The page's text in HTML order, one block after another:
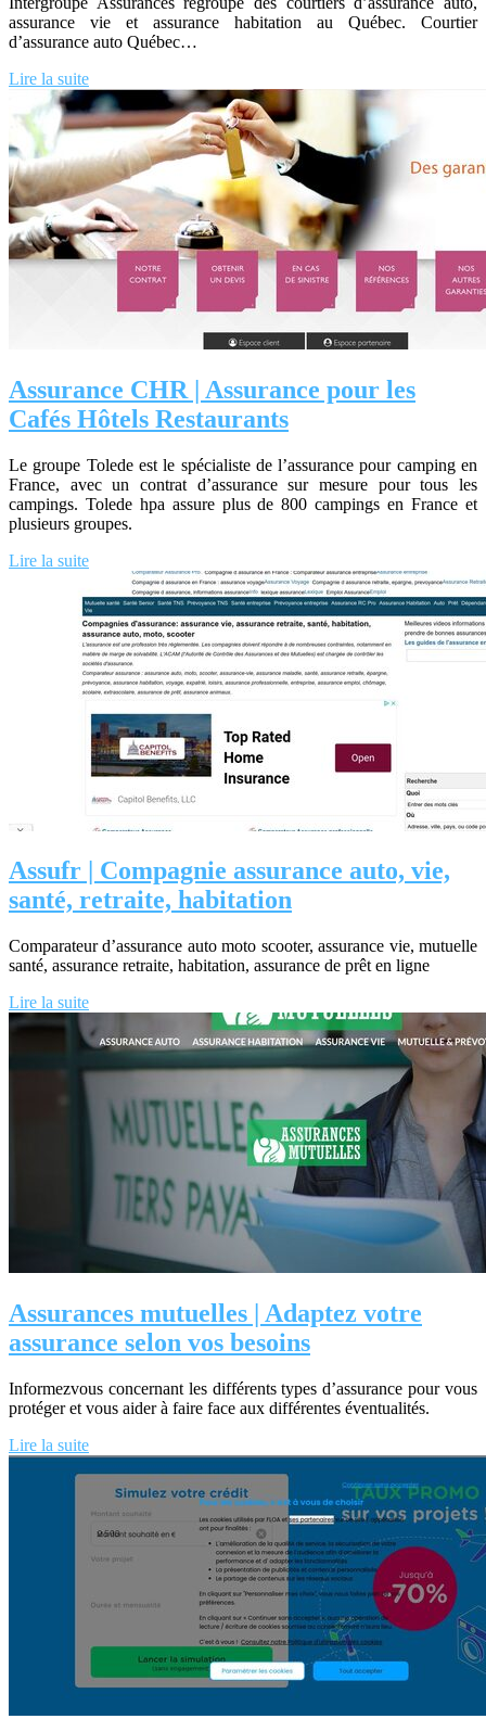
assurance vie et assurance habitation au Québec. Courtier
d’assurance auto Québec…
Lire la suite
Assurance CHR | Assurance pour les
Cafés Hôtels Restaurants
Le groupe Tolede est le spécialiste de l’assurance pour camping en
France, avec un contrat d’assurance sur mesure pour tous les
campings. Tolede hpa assure plus de 800 campings en France et
plusieurs groupes.
Lire la suite
Assufr | Compagnie assurance auto, vie,
santé, retraite, habitation
Comparateur d’assurance auto moto scooter, assurance vie, mutuelle
santé, assurance retraite, habitation, assurance de prêt en ligne
Lire la suite
Assurances mutuelles | Adaptez votre
assurance selon vos besoins
Informezvous concernant les différents types d’assurance pour vous
protéger et vous aider à faire face aux différentes éventualités.
Lire la suite